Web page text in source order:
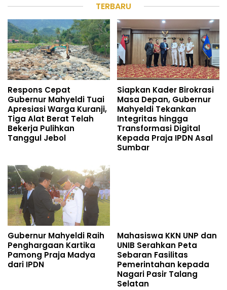
TERBARU
Respons Cepat
Gubernur Mahyeldi Tuai
Apresiasi Warga Kuranji,
Tiga Alat Berat Telah
Bekerja Pulihkan
Tanggul Jebol
Siapkan Kader Birokrasi
Masa Depan, Gubernur
Mahyeldi Tekankan
Integritas hingga
Transformasi Digital
Kepada Praja IPDN Asal
Sumbar
Gubernur Mahyeldi Raih
Penghargaan Kartika
Pamong Praja Madya
dari IPDN
Mahasiswa KKN UNP dan
UNIB Serahkan Peta
Sebaran Fasilitas
Pemerintahan kepada
Nagari Pasir Talang
Selatan